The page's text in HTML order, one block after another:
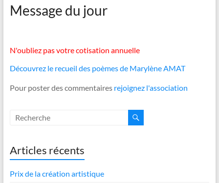
Message du jour
N'oubliez pas votre cotisation annuelle
Découvrez le recueil des poèmes de Marylène AMAT
Pour poster des commentaires rejoignez l'association
Articles récents
Prix de la création artistique